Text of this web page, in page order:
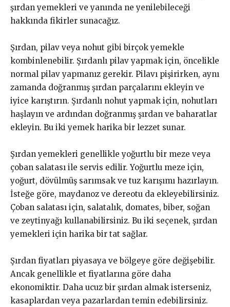
şırdan yemekleri ve yanında ne yenilebileceği
hakkında fikirler sunacağız.
Şırdan, pilav veya nohut gibi birçok yemekle
kombinlenebilir. Şırdanlı pilav yapmak için, öncelikle
normal pilav yapmanız gerekir. Pilavı pişirirken, aynı
zamanda doğranmış şırdan parçalarını ekleyin ve
iyice karıştırın. Şırdanlı nohut yapmak için, nohutları
haşlayın ve ardından doğranmış şırdan ve baharatlar
ekleyin. Bu iki yemek harika bir lezzet sunar.
Şırdan yemekleri genellikle yoğurtlu bir meze veya
çoban salatası ile servis edilir. Yoğurtlu meze için,
yoğurt, dövülmüş sarımsak ve tuz karışımı hazırlayın.
İsteğe göre, maydanoz ve dereotu da ekleyebilirsiniz.
Çoban salatası için, salatalık, domates, biber, soğan
ve zeytinyağı kullanabilirsiniz. Bu iki seçenek, şırdan
yemekleri için harika bir tat sağlar.
Şırdan fiyatları piyasaya ve bölgeye göre değişebilir.
Ancak genellikle et fiyatlarına göre daha
ekonomiktir. Daha ucuz bir şırdan almak isterseniz,
kasaplardan veya pazarlardan temin edebilirsiniz.